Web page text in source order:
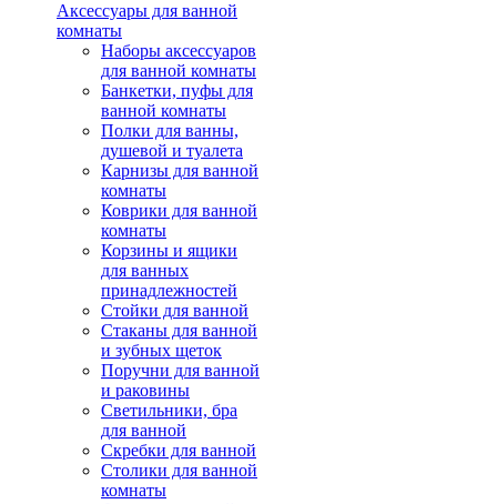
Аксессуары для ванной
комнаты
Наборы аксессуаров
для ванной комнаты
Банкетки, пуфы для
ванной комнаты
Полки для ванны,
душевой и туалета
Карнизы для ванной
комнаты
Коврики для ванной
комнаты
Корзины и ящики
для ванных
принадлежностей
Стойки для ванной
Стаканы для ванной
и зубных щеток
Поручни для ванной
и раковины
Светильники, бра
для ванной
Скребки для ванной
Столики для ванной
комнаты